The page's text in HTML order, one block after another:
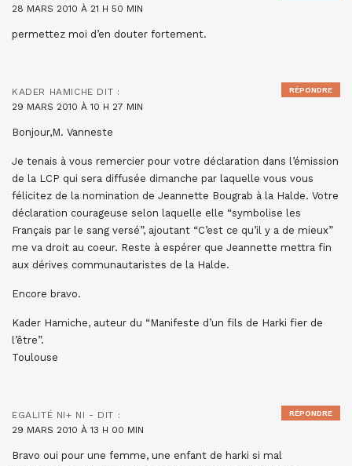
28 MARS 2010 À 21 H 50 MIN
permettez moi d’en douter fortement.
KADER HAMICHE DIT :
29 MARS 2010 À 10 H 27 MIN
Bonjour,M. Vanneste
Je tenais à vous remercier pour votre déclaration dans l’émission
de la LCP qui sera diffusée dimanche par laquelle vous vous
félicitez de la nomination de Jeannette Bougrab à la Halde. Votre
déclaration courageuse selon laquelle elle “symbolise les
Français par le sang versé”, ajoutant “C’est ce qu’il y a de mieux”
me va droit au coeur. Reste à espérer que Jeannette mettra fin
aux dérives communautaristes de la Halde.
Encore bravo.
Kader Hamiche, auteur du “Manifeste d’un fils de Harki fier de
l’être”.
Toulouse
RÉPONDRE
EGALITÉ NI+ NI - DIT :
29 MARS 2010 À 13 H 00 MIN
Bravo oui pour une femme, une enfant de harki si mal
RÉPONDRE